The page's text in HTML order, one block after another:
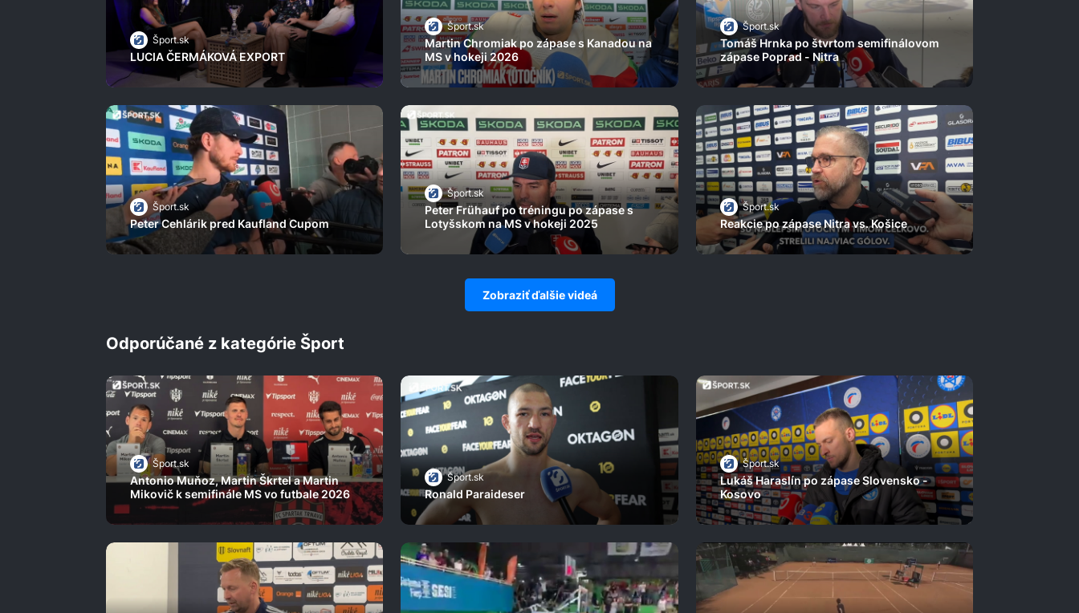
Šport.sk
LUCIA ČERMÁKOVÁ EXPORT
Šport.sk
Martin Chromiak po zápase s Kanadou na
MS v hokeji 2026
Šport.sk
Tomáš Hrnka po štvrtom semifinálovom
zápase Poprad - Nitra
Šport.sk
Peter Cehlárik pred Kaufland Cupom
Šport.sk
Peter Frühauf po tréningu po zápase s
Lotyšskom na MS v hokeji 2025
Šport.sk
Reakcie po zápase Nitra vs. Košice
Zobraziť ďalšie videá
Odporúčané z kategórie Šport
Šport.sk
Antonio Muňoz, Martin Škrtel a Martin
Mikovič k semifinále MS vo futbale 2026
Šport.sk
Ronald Paraideser
Šport.sk
Lukáš Haraslín po zápase Slovensko -
Kosovo